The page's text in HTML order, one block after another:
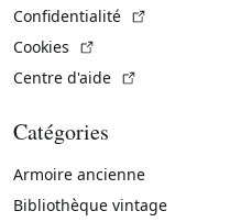
Confidentialité
Cookies
Centre d'aide
Catégories
Armoire ancienne
Bibliothèque vintage